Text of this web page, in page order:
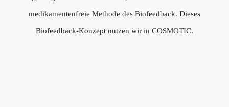
medikamentenfreie Methode des Biofeedback. Dieses
Biofeedback-Konzept nutzen wir in COSMOTIC.